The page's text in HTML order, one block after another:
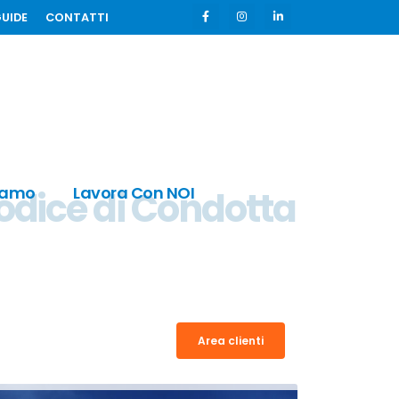
CONTATTI
Lavora Con NOI
Area clienti
di Condotta